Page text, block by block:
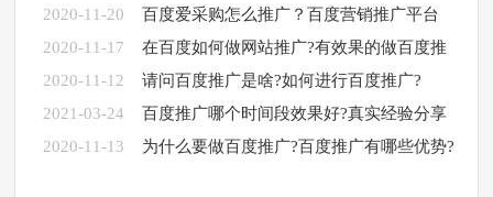
2020-11-20
百度爱采购怎么推广？百度营销推广平台
2020-11-17
在百度如何做网站推广?有效果的做百度推
广
2020-11-12
请问百度推广是啥?如何进行百度推广?
2021-03-24
百度推广哪个时间段效果好?真实经验分享
2020-11-13
为什么要做百度推广?百度推广有哪些优势?